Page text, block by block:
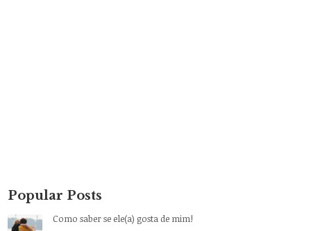
Popular Posts
Como saber se ele(a) gosta de mim!